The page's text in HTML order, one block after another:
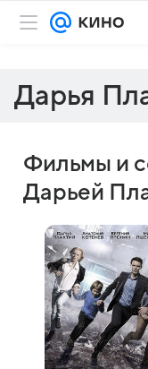
Дарья
Фильмы и
Дарьей